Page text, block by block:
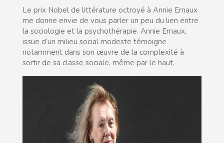
Le prix Nobel de littérature octroyé à Annie Ernaux
me donne envie de vous parler un peu du lien entre
la sociologie et la psychothérapie. Annie Ernaux,
issue d’un milieu social modeste témoigne
notamment dans son œuvre de la complexité à
sortir de sa classe sociale, même par le haut.